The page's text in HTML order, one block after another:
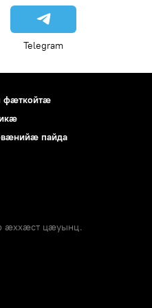
Telegram
фӕткойтӕ
пайда
ӕххӕст цӕуынц.